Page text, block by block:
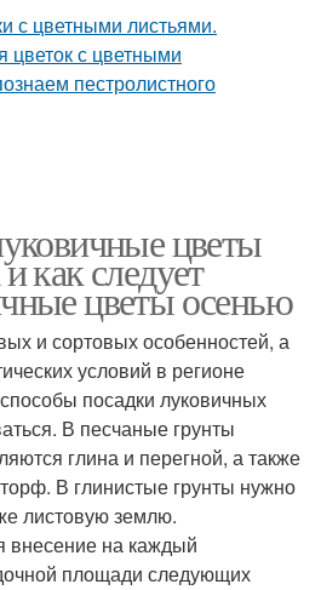
цветы
как следует
цветы осенью
и сортовых особенностей, а
условий в регионе
посадки луковичных
В песчаные грунты
глина и перегной, а также
В глинистые грунты нужно
листовую землю.
внесение на каждый
площади следующих